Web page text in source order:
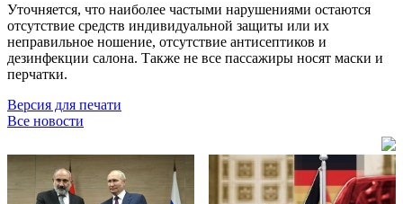
Уточняется, что наиболее частыми нарушениями остаются
отсутствие средств индивидуальной защиты или их
неправильное ношение, отсутствие антисептиков и
дезинфекции салона. Также не все пассажиры носят маски и
перчатки.
Версия для печати
Все новости